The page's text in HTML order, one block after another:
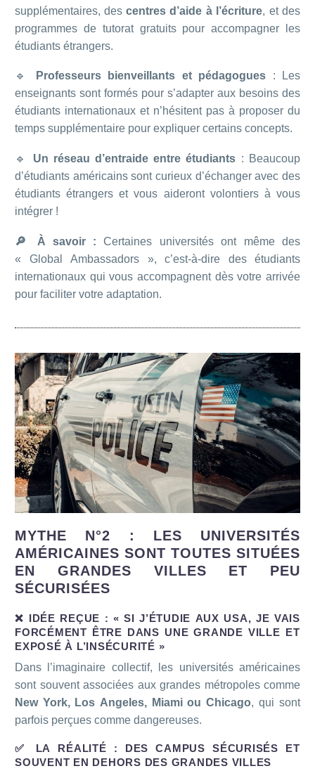
supplémentaires, des centres d’aide à l’écriture, et des
programmes de tutorat gratuits pour accompagner les
étudiants étrangers.
🔹 Professeurs bienveillants et pédagogues : Les
enseignants sont formés pour s’adapter aux besoins des
étudiants internationaux et n’hésitent pas à proposer du
temps supplémentaire pour expliquer certains concepts.
🔹 Un réseau d’entraide entre étudiants : Beaucoup
d’étudiants américains sont curieux d’échanger avec des
étudiants étrangers et vous aideront volontiers à vous
intégrer !
🔎 À savoir : Certaines universités ont même des
« Global Ambassadors », c’est-à-dire des étudiants
internationaux qui vous accompagnent dès votre arrivée
pour faciliter votre adaptation.
MYTHE N°2 : LES UNIVERSITÉS
AMÉRICAINES SONT TOUTES SITUÉES
EN GRANDES VILLES ET PEU
SÉCURISÉES
❌ IDÉE REÇUE : « SI J’ÉTUDIE AUX USA, JE VAIS
FORCÉMENT ÊTRE DANS UNE GRANDE VILLE ET
EXPOSÉ À L’INSÉCURITÉ »
Dans l’imaginaire collectif, les universités américaines
sont souvent associées aux grandes métropoles comme
New York, Los Angeles, Miami ou Chicago, qui sont
parfois perçues comme dangereuses.
✅ LA RÉALITÉ : DES CAMPUS SÉCURISÉS ET
SOUVENT EN DEHORS DES GRANDES VILLES